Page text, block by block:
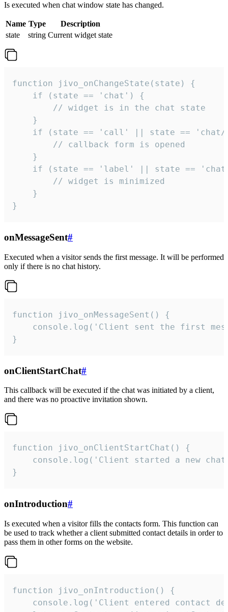
Is executed when chat window state has changed.
Name Type
Description
state
string Current widget state
function jivo_onChangeState(state) {
    if (state == 'chat') {
        // widget is in the chat state
    }
if (state == 'call' || state ==
        // callback form is opened
    }
if (state == 'label' || state ==
        // widget is minimized
    }
}
onMessageSent#
Executed when a visitor sends the first message. It will be performed
only if there is no chat history.
function jivo_onMessageSent() {
console.log('Client sent the first
}
onClientStartChat#
This callback will be executed if the chat was initiated by a client,
and there was no proactive invitation shown.
function jivo_onClientStartChat() {
console.log('Client started a new
}
onIntroduction#
Is executed when a visitor fills the contacts form. This function can
be used to track whether a client submitted contact details in order to
pass them in other forms on the website.
function jivo_onIntroduction() {
console.log('Client entered contact